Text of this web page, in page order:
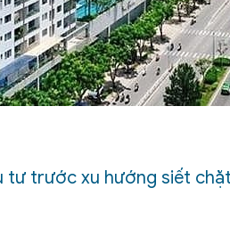
tư trước xu hướng siết